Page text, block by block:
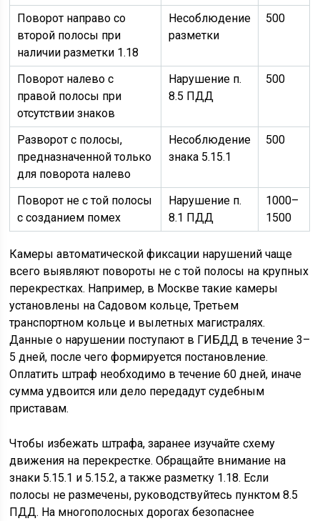
Поворот направо со
второй полосы при
наличии разметки 1.18
Несоблюдение
разметки
500
Поворот налево с
правой полосы при
отсутствии знаков
Нарушение п.
8.5 ПДД
500
Разворот с полосы,
предназначенной только
для поворота налево
Несоблюдение
знака 5.15.1
500
Поворот не с той полосы
с созданием помех
Нарушение п.
8.1 ПДД
1000–
1500
Камеры автоматической фиксации нарушений чаще
всего выявляют повороты не с той полосы на крупных
перекрестках. Например, в Москве такие камеры
установлены на Садовом кольце, Третьем
транспортном кольце и вылетных магистралях.
Данные о нарушении поступают в ГИБДД в течение 3–
5 дней, после чего формируется постановление.
Оплатить штраф необходимо в течение 60 дней, иначе
сумма удвоится или дело передадут судебным
приставам.
Чтобы избежать штрафа, заранее изучайте схему
движения на перекрестке. Обращайте внимание на
знаки 5.15.1 и 5.15.2, а также разметку 1.18. Если
полосы не размечены, руководствуйтесь пунктом 8.5
ПДД. На многополосных дорогах безопаснее